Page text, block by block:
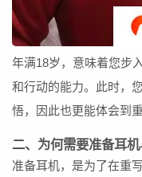
年满18岁，意味着您步
和行动的能力。此时，
悟，因此也更能体会到
二、为何需要准备耳机
准备耳机，是为了在重